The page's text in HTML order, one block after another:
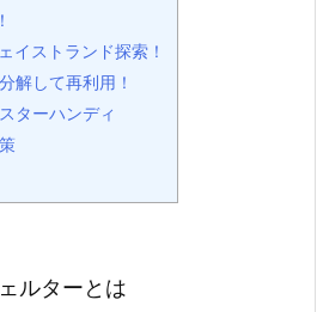
イストランド探索！
解して再利用！
ターハンディ
ルターとは